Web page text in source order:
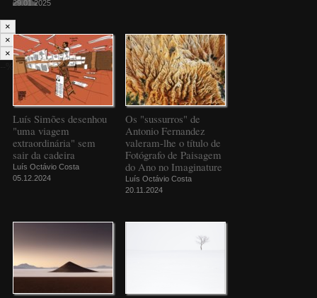
29.01.2025
Luís Simões desenhou
"uma viagem
extraordinária" sem
sair da cadeira
Luís Octávio Costa
05.12.2024
Os "sussurros" de
Antonio Fernandez
valeram-lhe o título de
Fotógrafo de Paisagem
do Ano no Imaginature
Luís Octávio Costa
20.11.2024
×
×
×
--%>